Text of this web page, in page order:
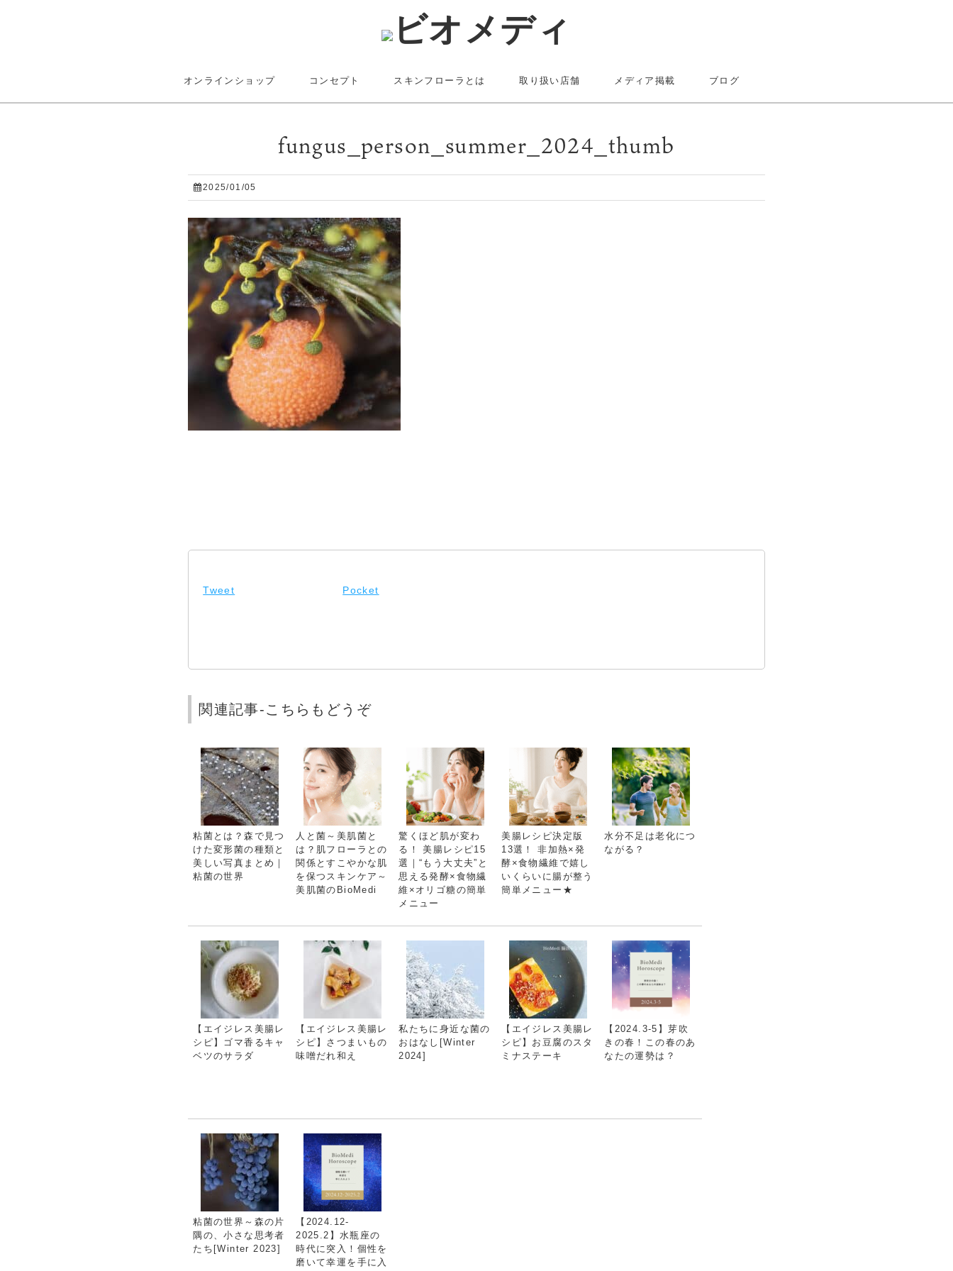
オンラインショップ コンセプト スキンフローラとは 取り扱い店舗 メディア掲載 ブログ
fungus_person_summer_2024_thumb
2025/01/05
Tweet Pocket
関連記事-こちらもどうぞ
粘菌とは？森で見つ
けた変形菌の種類と
美しい写真まとめ｜
粘菌の世界
人と菌～美肌菌と
は？肌フローラとの
関係とすこやかな肌
を保つスキンケア～
美肌菌のBioMedi
驚くほど肌が変わ
る！ 美腸レシピ15
選｜“もう大丈夫”と
思える発酵×食物繊
維×オリゴ糖の簡単
メニュー
美腸レシピ決定版
13選！ 非加熱×発
酵×食物繊維で嬉し
いくらいに腸が整う
簡単メニュー★
水分不足は老化につ
ながる？
【エイジレス美腸レ
シピ】ゴマ香るキャ
ベツのサラダ
【エイジレス美腸レ
シピ】さつまいもの
味噌だれ和え
私たちに身近な菌の
おはなし[Winter
2024]
【エイジレス美腸レ
シピ】お豆腐のスタ
ミナステーキ
【2024.3-5】芽吹
きの春！この春のあ
なたの運勢は？
粘菌の世界～森の片
隅の、小さな思考者
たち[Winter 2023]
【2024.12-
2025.2】水瓶座の
時代に突入！個性を
磨いて幸運を手に入